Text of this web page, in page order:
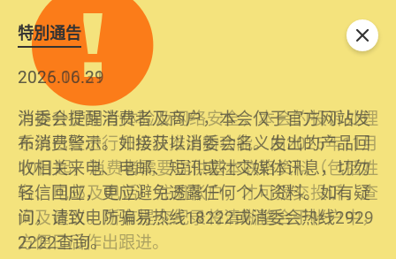
特別通告
2026.06.29
消委会提醒消费者及商户，本会仅于官方网站发
布消费警示。如接获以消委会名义发出的产品回
收相关来电、电邮、短讯或社交媒体讯息，切勿
轻信回应，更应避免透露任何个人资料。如有疑
问，请致电防骗易热线18222或消委会热线2929
2222查询。
2025.10.31
为提升使用者体验及网络安全，本会的投诉处理
系统已经进行升级及推出新功能。由2025年11月
10日起，消费者需要提供基本联络资料（包括姓
名、电邮及电话）注册帐户，才可提交投诉、查
询及建议。所有提交纪录将清晰整合于帐户中，
方便日后作出跟进。
关闭